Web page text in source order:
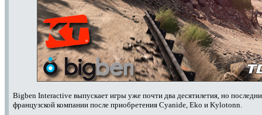
Bigben Interactive выпускает игры уже почти два десятилетия, но
французской компании после приобретения Cyanide, Eko и Kylotonn.